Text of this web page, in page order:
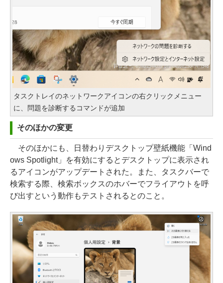
タスクトレイのネットワークアイコンの右クリックメニュー
に、問題を診断するコマンドが追加
そのほかの変更
そのほかにも、日替わりデスクトップ壁紙機能「Wind
ows Spotlight」を有効にするとデスクトップに表示され
るアイコンがアップデートされた。また、タスクバーで
検索する際、検索ボックスのホバーでフライアウトを呼
び出すという動作もテストされるとのこと。